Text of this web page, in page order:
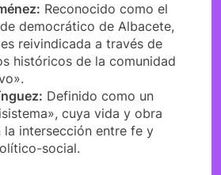
Reconocido como el
democrático de Albacete,
reivindicada a través de
históricos de la comunidad
Definido como un
cuya vida y obra
la intersección entre fe y
social.